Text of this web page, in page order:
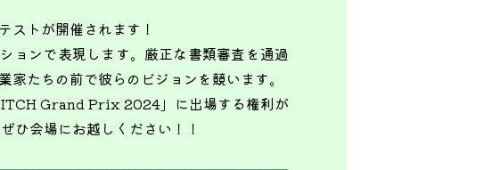
ストが開催されます！
ョンで表現します。厳正な書類審査を通過
たちの前で彼らのビジョンを競います。
Grand Prix 2024」に出場する権利が
ひ会場にお越しください！！